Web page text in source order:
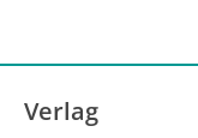
Verlag